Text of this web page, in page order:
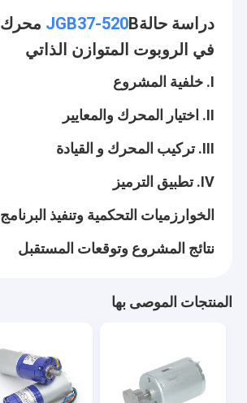
دراسة حالة JGB37-520
في الروبوت المتوازن الذاتي
I. خلفية المشروع
II. اختيار المحرك والمعايير
III. تركيب المحرك و القيادة
IV. تطبيق الترميز
الخوارزميات التحكمية وتنفيذ البرنامج
نتائج المشروع وتوقعات المستقبل
المنتجات الموصى بها